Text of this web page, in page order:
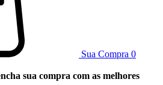
Sua Compra 0
sua compra com as melhores